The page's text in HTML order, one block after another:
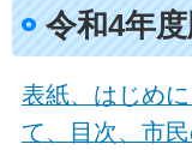
令和4年
表紙、はじめ
て、目次、市